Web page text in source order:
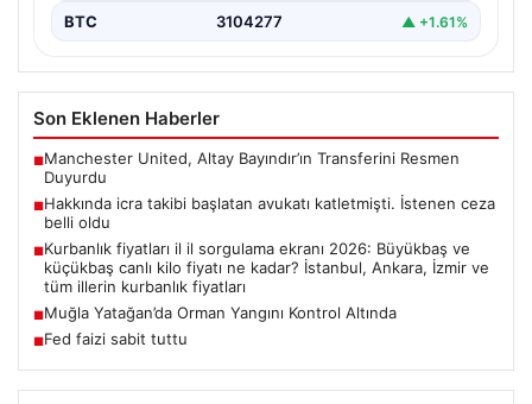
BTC 3104277 ▲ +1.61%
Son Eklenen Haberler
■Manchester United, Altay Bayındır’ın Transferini Resmen
Duyurdu
■Hakkında icra takibi başlatan avukatı katletmişti. İstenen ceza
belli oldu
■Kurbanlık fiyatları il il sorgulama ekranı 2026: Büyükbaş ve
küçükbaş canlı kilo fiyatı ne kadar? İstanbul, Ankara, İzmir ve
tüm illerin kurbanlık fiyatları
■Muğla Yatağan’da Orman Yangını Kontrol Altında
■Fed faizi sabit tuttu